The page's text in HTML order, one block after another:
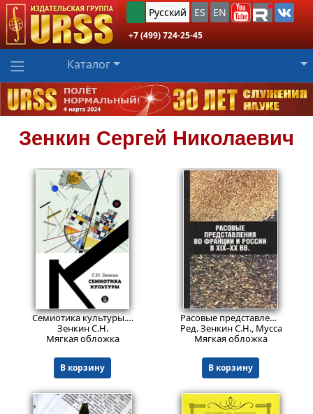
Русский ES EN
+7 (499) 724-25-45
Каталог
Зенкин Сергей Николаевич
553₽
Cемиотика культуры.Изд. 2
Зенкин С.Н.
Мягкая обложка
В корзину
Пред.заказ!
Расовые представления во Франции и России в XIX-XX вв.: Материалы международной конференции
Ред. Зенкин С.Н., Мусса С.
Мягкая обложка
В корзину